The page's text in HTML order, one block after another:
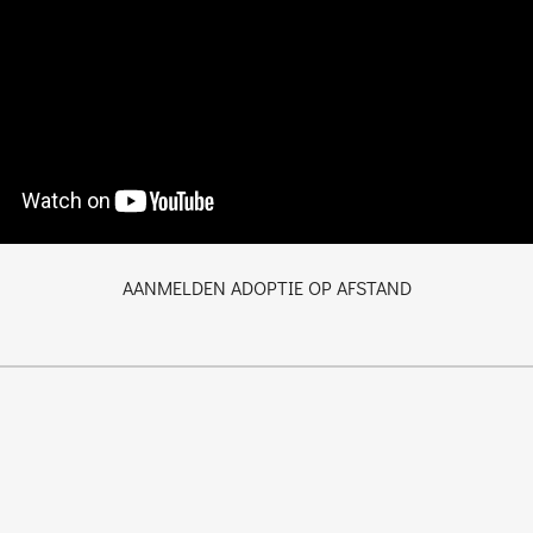
AANMELDEN ADOPTIE OP AFSTAND